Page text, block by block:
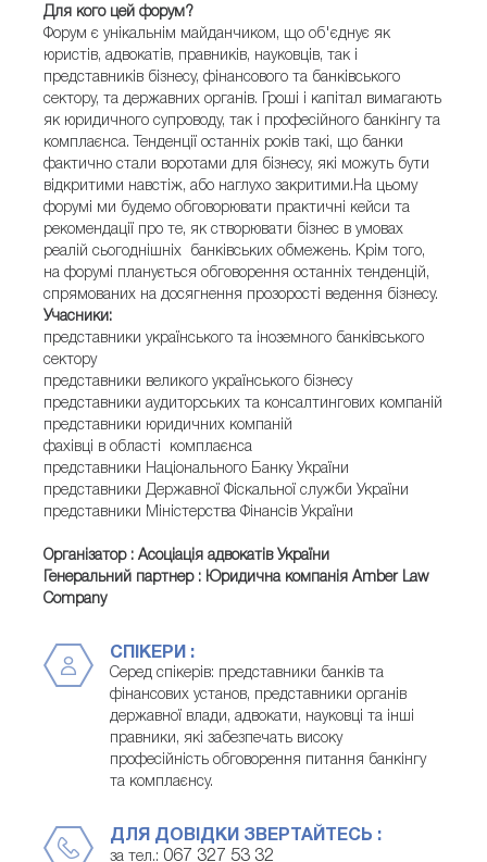
Для кого цей форум?
Форум є унікальнім майданчиком, що об'єднує як
юристів, адвокатів, правників, науковців, так і
представників бізнесу, фінансового та банківського
сектору, та державних органів. Гроші і капітал вимагають
як юридичного супроводу, так і професійного банкінгу та
комплаєнса. Тенденції останніх років такі, що банки
фактично стали воротами для бізнесу, які можуть бути
відкритими навстіж, або наглухо закритими.На цьому
форумі ми будемо обговорювати практичні кейси та
рекомендації про те, як створювати бізнес в умовах
реалій сьогоднішніх банківських обмежень. Крім того,
на форумі планується обговорення останніх тенденцій,
спрямованих на досягнення прозорості ведення бізнесу.
Учасники:
представники українського та іноземного банківського
сектору
представники великого українського бізнесу
представники аудиторських та консалтингових компаній
представники юридичних компаній
фахівці в області комплаєнса
представники Національного Банку України
представники Державної Фіскальної служби України
представники Міністерства Фінансів України
Організатор : Асоціація адвокатів України
Генеральний партнер : Юридична компанія Amber Law
Company
СПІКЕРИ :
Серед спікерів: представники банків та
фінансових установ, представники органів
державної влади, адвокати, науковці та інші
правники, які забезпечать високу
професійність обговорення питання банкінгу
та комплаєнсу.
ДЛЯ ДОВІДКИ ЗВЕРТАЙТЕСЬ :
за тел.: 067 327 53 32